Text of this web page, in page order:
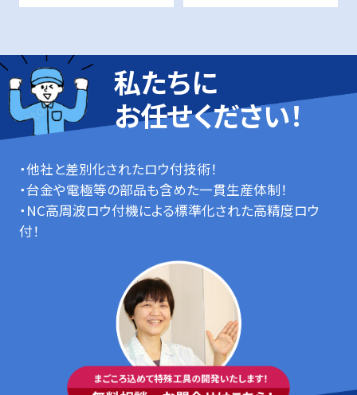
私たちに
お任せください！
・他社と差別化されたロウ付技術！
・台金や電極等の部品も含めた一貫生産体制！
・NC高周波ロウ付機による標準化された高精度ロウ
付！